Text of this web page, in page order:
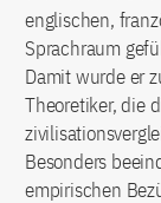
englischen,
Sprachraum
Damit wurde er
Theoretiker, die
Besonders
empirischen